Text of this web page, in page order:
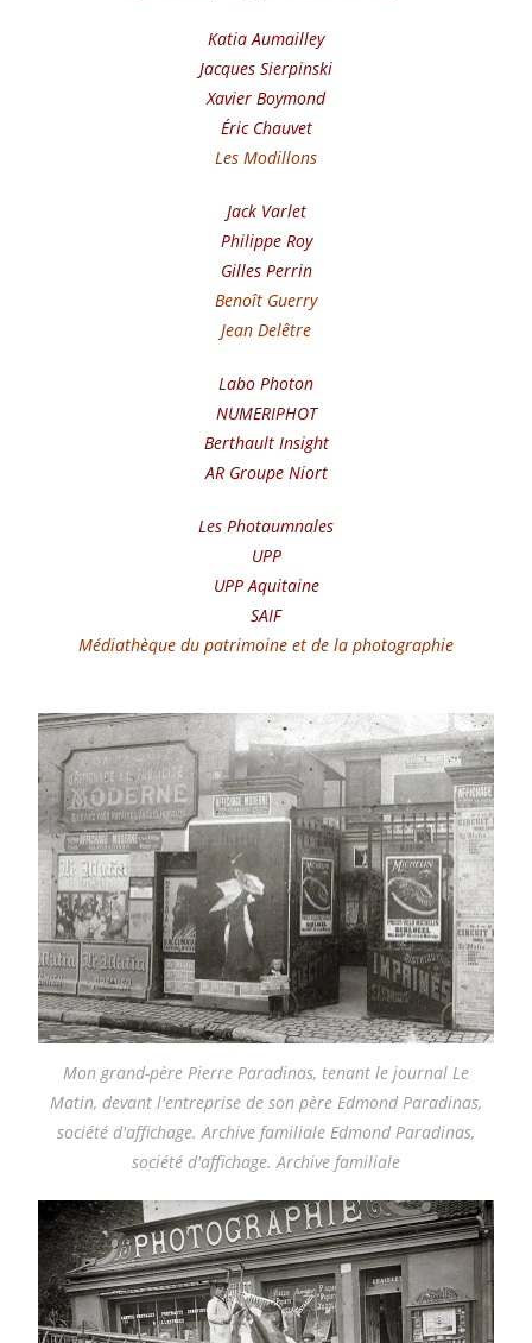
Katia Aumailley
Jacques Sierpinski
Xavier Boymond
Éric Chauvet
Les Modillons
Jack Varlet
Philippe Roy
Gilles Perrin
Benoît Guerry
Jean Delêtre
Labo Photon
NUMERIPHOT
Berthault Insight
AR Groupe Niort
Les Photaumnales
UPP
UPP Aquitaine
SAIF
Médiathèque du patrimoine et de la photographie
Mon grand-père Pierre Paradinas, tenant le journal Le
Matin, devant l'entreprise de son père Edmond Paradinas,
société d'affichage. Archive familiale Edmond Paradinas,
société d'affichage. Archive familiale